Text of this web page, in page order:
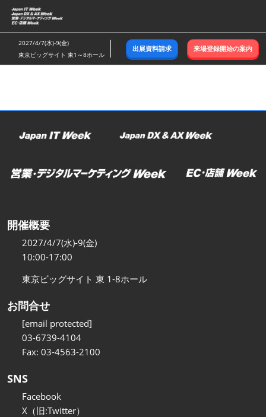
ス
キ
ッ
し
む
2027/4/7(水)-9(金)
東京ビッグサイト 東1～8ホール
出展資料請求 来場登録開始の案内
開催概要
2027/4/7(水)-9(金)
10:00-17:00
東京ビッグサイト 東 1-8ホール
お問合せ
[email protected]
03-6739-4104
Fax: 03-4563-2100
SNS
Facebook
X（旧:Twitter）